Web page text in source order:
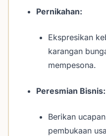
Pernikahan:
Ekspresikan
karangan
mempesona.
Peresmian Bisnis:
Berikan
pembukaan